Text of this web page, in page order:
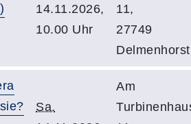
14.11.2026,
10.00 Uhr
11,
27749
Sa.
Am